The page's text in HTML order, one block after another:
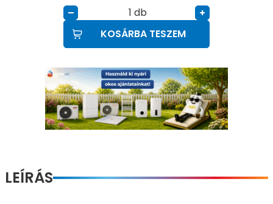
– db
+
KOSÁRBA TESZEM
LEÍRÁS